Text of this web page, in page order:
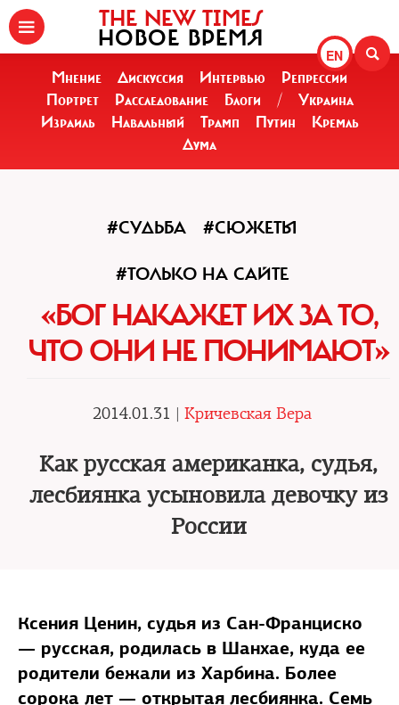
EN
THE NEW TIMES
НОВОЕ ВРЕМЯ
Мнение Дискуссия Интервью
Репрессии
Портрет
Расследование Блоги /
Украина
Израиль
Навальный Трамп Путин
Кремль
Дума
#СУДЬБА #СЮЖЕТЫ
#ТОЛЬКО НА САЙТЕ
«БОГ НАКАЖЕТ ИХ ЗА ТО,
ЧТО ОНИ НЕ ПОНИМАЮТ»
2014.01.31 | Кричевская Вера
Как русская американка, судья,
лесбиянка усыновила девочку из
России
Ксения Ценин, судья из Сан-Франциско
— русская, родилась в Шанхае, куда ее
родители бежали из Харбина. Более
сорока лет — открытая лесбиянка. Семь